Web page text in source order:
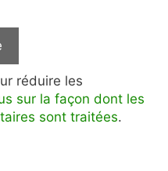
réduire les
sur la façon dont les
sont traitées.